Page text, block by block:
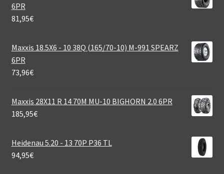
6PR
81,95€
Maxxis 18.5X6 - 10 38Q (165/70-10) M-991 SPEARZ
6PR
73,96€
Maxxis 28X11 R 14 70M MU-10 BIGHORN 2.0 6PR
185,95€
Heidenau 5.20 - 13 70P P36 TL
94,95€